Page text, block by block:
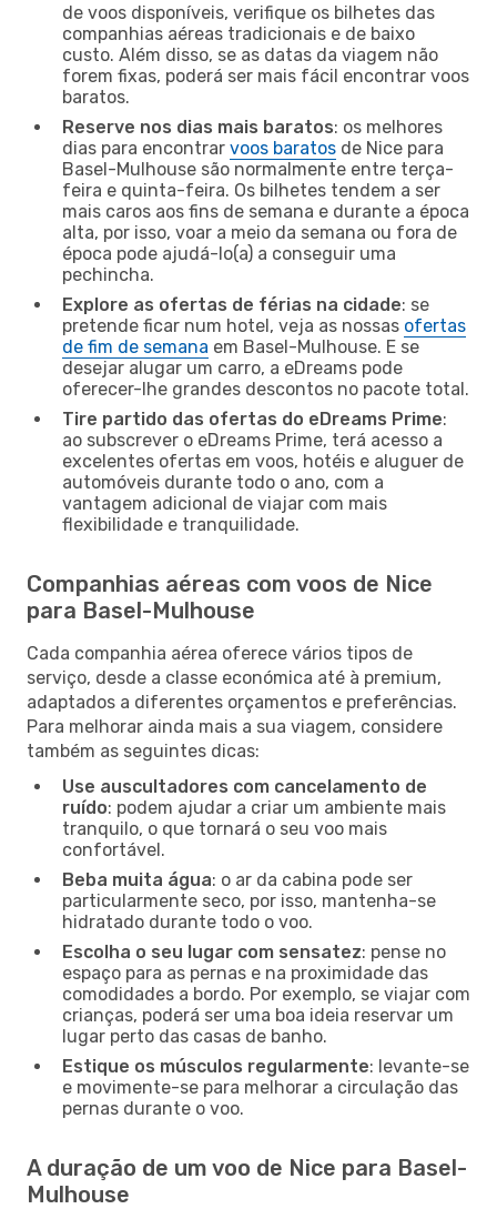
de voos disponíveis, verifique os bilhetes das
companhias aéreas tradicionais e de baixo
custo. Além disso, se as datas da viagem não
forem fixas, poderá ser mais fácil encontrar voos
baratos.
Reserve nos dias mais baratos: os melhores
dias para encontrar voos baratos de Nice para
Basel-Mulhouse são normalmente entre terça-
feira e quinta-feira. Os bilhetes tendem a ser
mais caros aos fins de semana e durante a época
alta, por isso, voar a meio da semana ou fora de
época pode ajudá-lo(a) a conseguir uma
pechincha.
Explore as ofertas de férias na cidade: se
pretende ficar num hotel, veja as nossas ofertas
de fim de semana em Basel-Mulhouse. E se
desejar alugar um carro, a eDreams pode
oferecer-lhe grandes descontos no pacote total.
Tire partido das ofertas do eDreams Prime:
ao subscrever o eDreams Prime, terá acesso a
excelentes ofertas em voos, hotéis e aluguer de
automóveis durante todo o ano, com a
vantagem adicional de viajar com mais
flexibilidade e tranquilidade.
Companhias aéreas com voos de Nice
para Basel-Mulhouse
Cada companhia aérea oferece vários tipos de
serviço, desde a classe económica até à premium,
adaptados a diferentes orçamentos e preferências.
Para melhorar ainda mais a sua viagem, considere
também as seguintes dicas:
Use auscultadores com cancelamento de
ruído: podem ajudar a criar um ambiente mais
tranquilo, o que tornará o seu voo mais
confortável.
Beba muita água: o ar da cabina pode ser
particularmente seco, por isso, mantenha-se
hidratado durante todo o voo.
Escolha o seu lugar com sensatez: pense no
espaço para as pernas e na proximidade das
comodidades a bordo. Por exemplo, se viajar com
crianças, poderá ser uma boa ideia reservar um
lugar perto das casas de banho.
Estique os músculos regularmente: levante-se
e movimente-se para melhorar a circulação das
pernas durante o voo.
A duração de um voo de Nice para Basel-
Mulhouse